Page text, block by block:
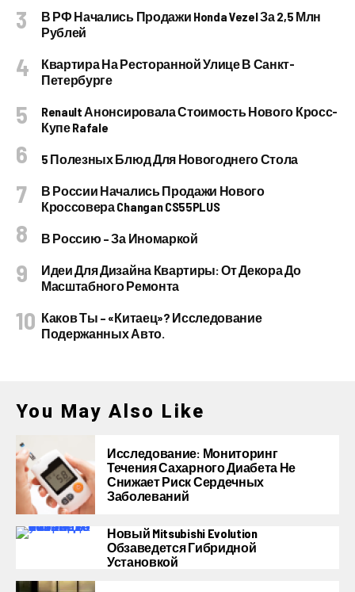
В РФ Начались Продажи Honda Vezel За 2,5 Млн
Рублей
Квартира На Ресторанной Улице В Санкт-
Петербурге
Renault Анонсировала Стоимость Нового Кросс-
Купе Rafale
5 Полезных Блюд Для Новогоднего Стола
В России Начались Продажи Нового
Кроссовера Changan CS55PLUS
В Россию – За Иномаркой
Идеи Для Дизайна Квартиры: От Декора До
Масштабного Ремонта
Каков Ты – «китаец»? Исследование
Подержанных Авто.
You May Also Like
Исследование: Мониторинг
Течения Сахарного Диабета Не
Снижает Риск Сердечных
Заболеваний
Новый Mitsubishi Evolution
Обзаведется Гибридной
Установкой